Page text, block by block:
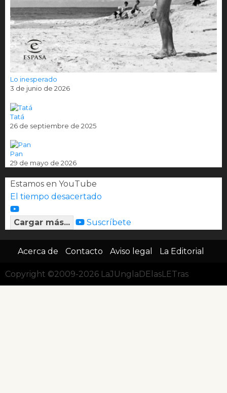
Lo inesperado
3 de junio de 2026
Tatá
26 de septiembre de 2025
Pan
29 de mayo de 2026
Estamos en YouTube
El tiempo desacertado
Cargar más... Suscríbete
Acerca de Contacto Aviso legal La Editorial
Copyright ©2009-2026 LaJUnglaDElasLETras